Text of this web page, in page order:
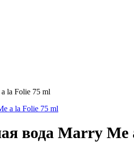
la Folie 75 ml
вода Marry Me